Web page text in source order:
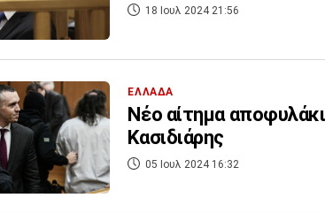
18 Ιουλ 2024 21:56
ΕΛΛΑΔΑ
Νέο αίτημα
Κασιδιάρης
05 Ιουλ 2024 16:32